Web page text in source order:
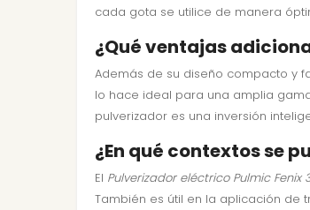
cada gota se utilice de manera
¿Qué ventajas
Además de su diseño compacto y
lo hace ideal para una amplia
pulverizador es una inversión
¿En qué contextos se
El Pulverizador eléctrico Pulmic Fenix
También es útil en la aplicación de